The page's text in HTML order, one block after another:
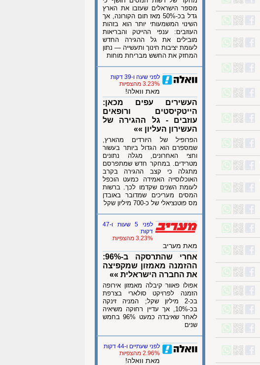
מספר הישראלים שעזבו את הארץ
גדל בכ-50% מאז תום הקורונה, אך
השינוי המשמעותי יותר הוא בזהות
העוזבים: ענפי ההייטק והבריאות
מובילים את גל ההגירה החדש
לעומת יציבות חינוך ותעשייה — נתון
המחזק את החשש מבריחת מוחות
לפני שעה ו-39 דקות
3.23% מהצפיות
מאת וואלה!
העשירים עפים מכאן:
הייטקיסטים ורופאים
עוזבים - גל ההגירה של
העשירון העליון »»
הפרופיל של היורדים מהארץ,
שמספרם הוא הגדול ביותר בעשור
וחצי האחרונים, מגלה נתונים
מטרידים. במחקר חדש שמתפרסם
מתגלה כי קצב ההגירה בקרב
האוכלוסייה האמידה כמעט הוכפל
לעומת השנים שקדמו לכך. ברשות
המסים מעריכים שמדובר באובדן
מס פוטנציאלי של כ-700 מיליון שקל
לפני 5 שעות ו-47
דקות
3.23% מהצפיות
מאת מעריב
אחרי שהתרסקה ב-96%:
ההזמנה מאמזון שמקפיצה
את החברה הישראלית »»
אפולו פאוור קיבלה מאמזון אירופה
הזמנה לפרויקט סולארי בצרפת
בכ-2 מיליון שקל; המניה זינקה
בכ-10%, אך עדיין רחוקה משיאיה
לאחר שאיבדה כמעט 96% בחמש
שנים
לפני שעתיים ו-44 דקות
2.96% מהצפיות
מאת וואלה!